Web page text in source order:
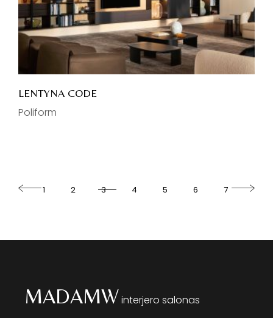
LENTYNA CODE
Poliform
1 2 3 4 5 6 7
MADAMWinterjero salonas